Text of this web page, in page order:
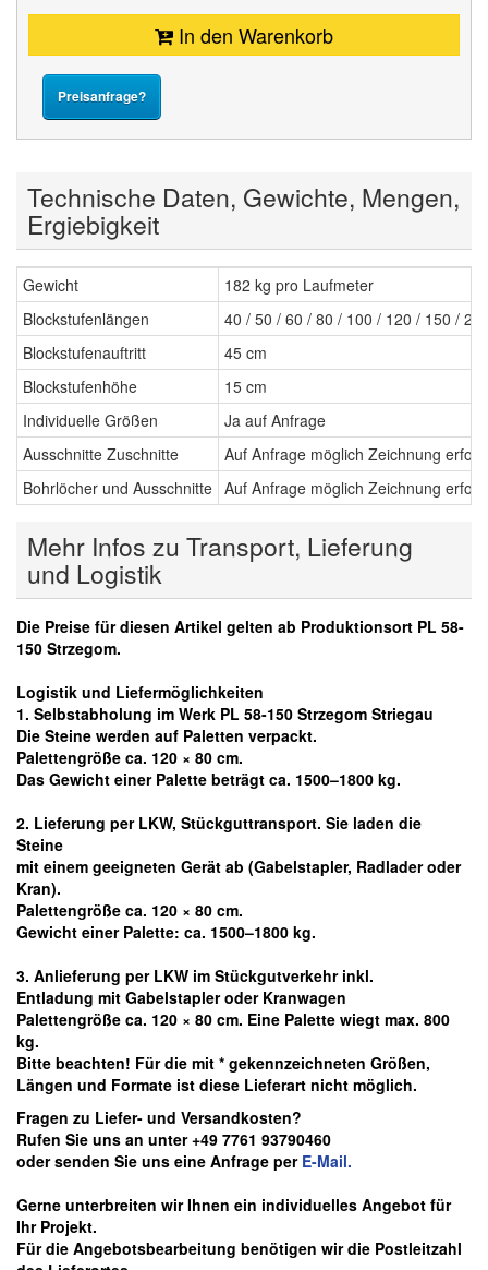
In den Warenkorb
Preisanfrage?
Technische Daten, Gewichte, Mengen,
Ergiebigkeit
Gewicht
182 kg pro Laufmeter
Blockstufenlängen
40 / 50 / 60 / 80 / 100 / 120 / 150 /
Blockstufenauftritt
45 cm
Blockstufenhöhe
15 cm
Individuelle Größen
Ja auf Anfrage
Ausschnitte Zuschnitte
Auf Anfrage möglich Zeichnung
Bohrlöcher und Ausschnitte Auf Anfrage möglich Zeichnung
Mehr Infos zu Transport, Lieferung
und Logistik
Die Preise für diesen Artikel gelten ab Produktionsort PL 58-
150 Strzegom.
Logistik und Liefermöglichkeiten
1. Selbstabholung im Werk PL 58-150 Strzegom Striegau
Die Steine werden auf Paletten verpackt.
Palettengröße ca. 120 × 80 cm.
Das Gewicht einer Palette beträgt ca. 1500–1800 kg.
2. Lieferung per LKW, Stückguttransport. Sie laden die
Steine
mit einem geeigneten Gerät ab (Gabelstapler, Radlader oder
Kran).
Palettengröße ca. 120 × 80 cm.
Gewicht einer Palette: ca. 1500–1800 kg.
3. Anlieferung per LKW im Stückgutverkehr inkl.
Entladung mit Gabelstapler oder Kranwagen
Palettengröße ca. 120 × 80 cm. Eine Palette wiegt max. 800
kg.
Bitte beachten! Für die mit * gekennzeichneten Größen,
Längen und Formate ist diese Lieferart nicht möglich.
Fragen zu Liefer- und Versandkosten?
Rufen Sie uns an unter +49 7761 93790460
oder senden Sie uns eine Anfrage per E-Mail.
Gerne unterbreiten wir Ihnen ein individuelles Angebot für
Ihr Projekt.
Für die Angebotsbearbeitung benötigen wir die Postleitzahl